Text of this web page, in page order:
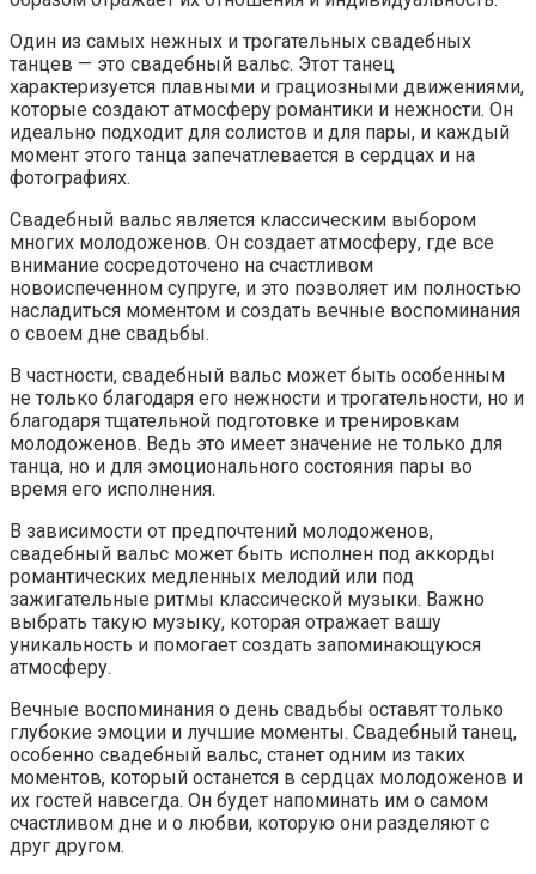
Один из самых нежных и трогательных свадебных
танцев — это свадебный вальс. Этот танец
характеризуется плавными и грациозными движениями,
которые создают атмосферу романтики и нежности. Он
идеально подходит для солистов и для пары, и каждый
момент этого танца запечатлевается в сердцах и на
фотографиях.
Свадебный вальс является классическим выбором
многих молодоженов. Он создает атмосферу, где все
внимание сосредоточено на счастливом
новоиспеченном супруге, и это позволяет им полностью
насладиться моментом и создать вечные воспоминания
о своем дне свадьбы.
В частности, свадебный вальс может быть особенным
не только благодаря его нежности и трогательности, но и
благодаря тщательной подготовке и тренировкам
молодоженов. Ведь это имеет значение не только для
танца, но и для эмоционального состояния пары во
время его исполнения.
В зависимости от предпочтений молодоженов,
свадебный вальс может быть исполнен под аккорды
романтических медленных мелодий или под
зажигательные ритмы классической музыки. Важно
выбрать такую музыку, которая отражает вашу
уникальность и помогает создать запоминающуюся
атмосферу.
Вечные воспоминания о день свадьбы оставят только
глубокие эмоции и лучшие моменты. Свадебный танец,
особенно свадебный вальс, станет одним из таких
моментов, который останется в сердцах молодоженов и
их гостей навсегда. Он будет напоминать им о самом
счастливом дне и о любви, которую они разделяют с
друг другом.